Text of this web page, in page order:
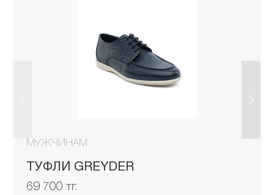
МУЖЧИНАМ
ТУФЛИ GREYDER
69 700 тг.